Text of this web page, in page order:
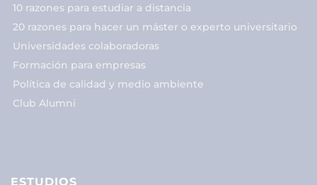
10 razones para estudiar a distancia
20 razones para hacer un máster o experto universitario
Universidades colaboradoras
Formación para empresas
Política de calidad y medio ambiente
Club Alumni
ESTUDIOS